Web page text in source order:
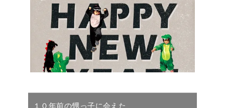
１０年前の甥っ子に会えた